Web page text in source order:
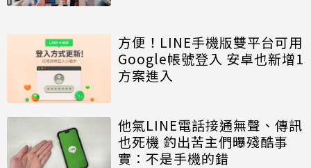
方便！LINE手機版雙平台可用
Google帳號登入 安卓也新增1
方案進入
他氣LINE電話接通無聲、傳訊
也死機 釣出苦主們曝殘酷事
實：不是手機的錯